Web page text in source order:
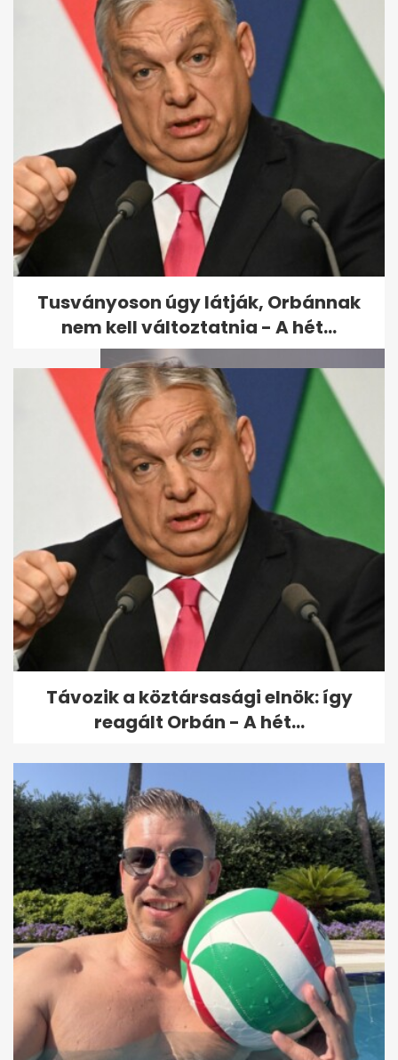
Kiderült, mikor állhat fel a
Vagyonvisszaszerzési Hivatal
- A hét...
Varga Judit reagált: Orbán
bántalmazással
kapcsolatban emlegette...
Tusványoson úgy látják, Orbánnak
nem kell változtatnia - A hét...
Távozik a köztársasági elnök: így
reagált Orbán - A hét...